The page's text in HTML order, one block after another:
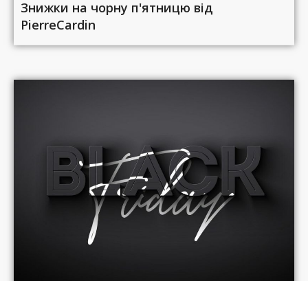
Знижки на чорну п'ятницю від
PierreCardin